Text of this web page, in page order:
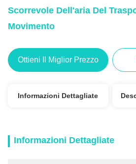
Scorrevole Dell'aria Del
Movimento
Ottieni Il Miglior Prezzo
Informazioni Dettagliate
Informazioni Dettagliate